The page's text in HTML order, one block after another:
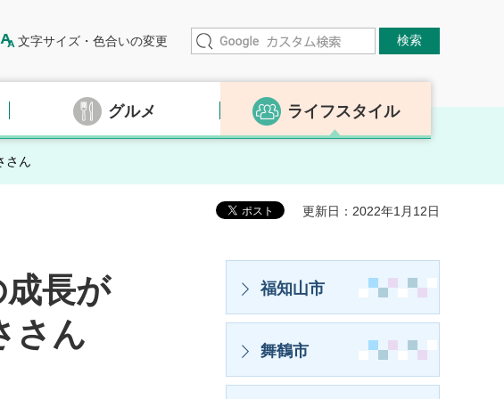
文字サイズ・色合いの変更
グルメ ライフスタイル
さん
更新日：2022年1月12日
成長が
さん
福知山市
舞鶴市